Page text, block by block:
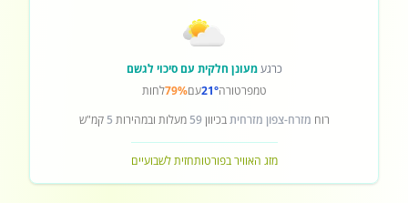
כרגעמעונן חלקית עם סיכוי לגשם
טמפרטורה21°עם79%לחות
רוח מזרח-צפון מזרחיתבכיוון59 מעלות ובמהירות 5 קמ"ש
מזג האוויר בפורטותחזית לשבועיים